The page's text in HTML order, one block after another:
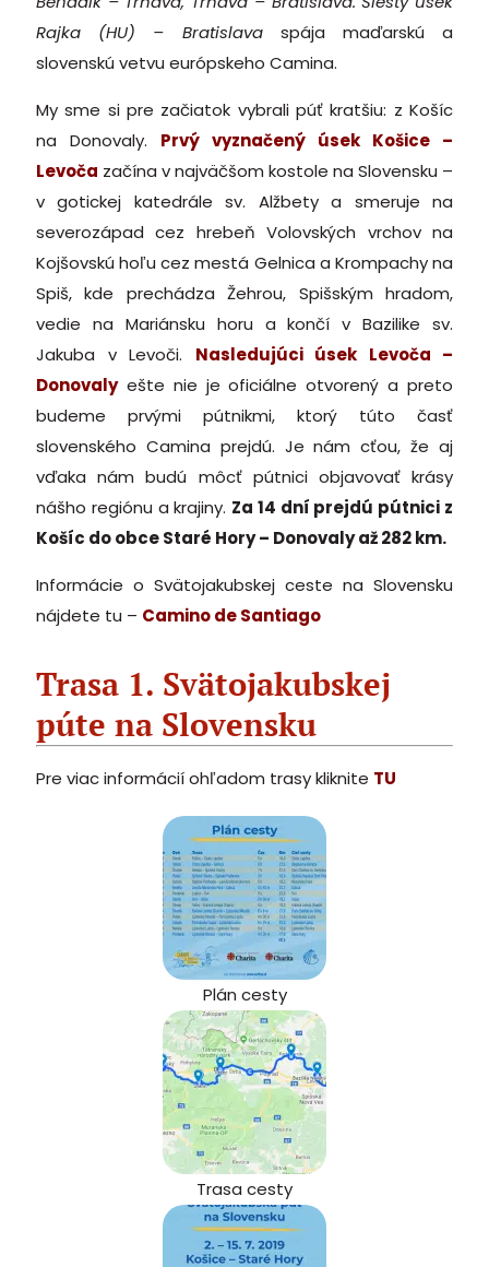
Rajka (HU) – Bratislava spája maďarskú a
slovenskú vetvu európskeho Camina.
My sme si pre začiatok vybrali púť kratšiu: z Košíc
na Donovaly. Prvý vyznačený úsek Košice –
Levoča začína v najväčšom kostole na Slovensku –
v gotickej katedrále sv. Alžbety a smeruje na
severozápad cez hrebeň Volovských vrchov na
Kojšovskú hoľu cez mestá Gelnica a Krompachy na
Spiš, kde prechádza Žehrou, Spišským hradom,
vedie na Mariánsku horu a končí v Bazilike sv.
Jakuba v Levoči. Nasledujúci úsek Levoča –
Donovalyešte nie je oficiálne otvorený a preto
budeme prvými pútnikmi, ktorý túto časť
slovenského Camina prejdú. Je nám cťou, že aj
vďaka nám budú môcť pútnici objavovať krásy
nášho regiónu a krajiny. Za 14 dní prejdú pútnici z
Košíc do obce Staré Hory – Donovaly až 282 km.
Informácie o Svätojakubskej ceste na Slovensku
nájdete tu – Camino de Santiago
Trasa 1. Svätojakubskej
púte na Slovensku
Pre viac informácií ohľadom trasy kliknite TU
Plán cesty
Trasa cesty